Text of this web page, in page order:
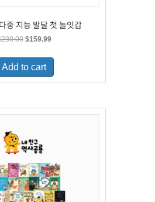
중 지능 발달 첫 놀잇감
230.00 Original
was:
$230.00.
$159.99Current
is:
Add to cart